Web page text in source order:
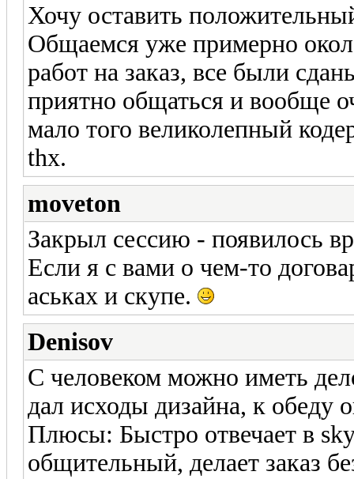
Хочу оставить
Общаемся уже примерно
работ на заказ, все были
приятно общаться и вообще
мало того великолепный
thx.
moveton
Закрыл сессию - появилось
Если я с вами о чем-то
аськах и скупе.
Denisov
С человеком можно иметь
дал исходы дизайна, к обеду
Плюсы: Быстро отвечает в
общительный, делает заказ